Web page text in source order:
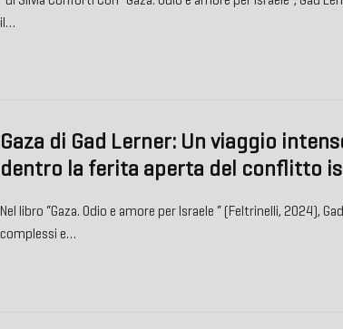
il…
Gaza di Gad Lerner: Un viaggio
dentro la ferita aperta del conflitto
Nel libro “Gaza. Odio e amore per Israele “ (Feltrinelli, 2024),
complessi e…